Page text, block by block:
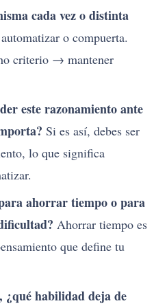
cada vez o distinta
o compuerta.
criterio → mantener
este razonamiento ante
Si es así, debes ser
lo que significa
ahorrar tiempo o para
Ahorrar tiempo es
que define tu
¿qué habilidad deja de